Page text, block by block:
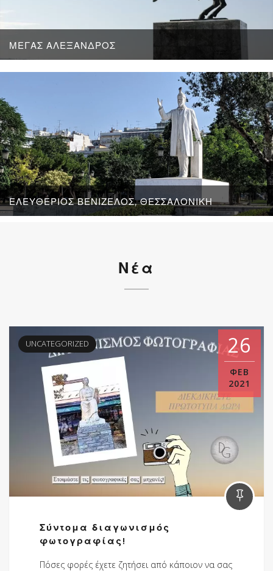
ΜΈΓΑΣ ΑΛΈΞΑΝΔΡΟΣ
ΕΛΕΥΘΈΡΙΟΣ ΒΕΝΙΖΈΛΟΣ, ΘΕΣΣΑΛΟΝΊΚΗ
Νέα
UNCATEGORIZED 26
ΦΕΒ
2021
Σύντομα διαγωνισμός
φωτογραφίας!
Πόσες φορές έχετε ζητήσει από κάποιον να σας